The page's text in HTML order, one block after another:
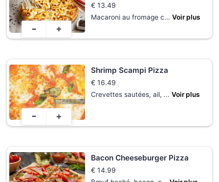
€ 13.49
Macaroni au fromage c... Voir plus
- +
Shrimp Scampi Pizza
€ 16.49
Crevettes sautées, ail, ... Voir plus
- +
Bacon Cheeseburger Pizza
€ 14.99